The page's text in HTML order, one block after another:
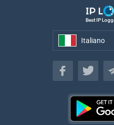
Best IP
Italiano
Italiano